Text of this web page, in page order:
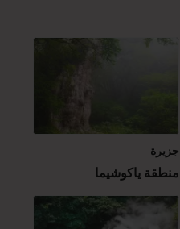
جزيرة
منطقة ياكوشيما